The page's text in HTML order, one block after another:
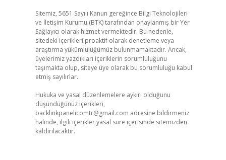
Sitemiz, 5651 Sayılı Kanun gereğince Bilgi Teknolojileri
ve İletişim Kurumu (BTK) tarafından onaylanmış bir Yer
Sağlayıcı olarak hizmet vermektedir. Bu nedenle,
sitedeki içerikleri proaktif olarak denetleme veya
araştırma yükümlülüğümüz bulunmamaktadır. Ancak,
üyelerimiz yazdıkları içeriklerin sorumluluğunu
taşımakta olup, siteye üye olarak bu sorumluluğu kabul
etmiş sayılırlar.
Hukuka ve yasal düzenlemelere aykırı olduğunu
düşündüğünüz içerikleri,
backlinkpanelicomtr@gmail.com adresine bildirmeniz
halinde, ilgili içerikler yasal süre içerisinde sitemizden
kaldırılacaktır.